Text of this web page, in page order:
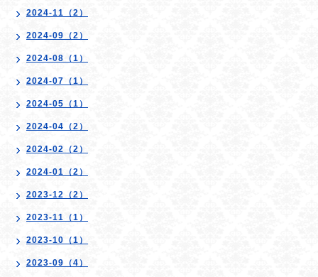
2024-11（2）
2024-09（2）
2024-08（1）
2024-07（1）
2024-05（1）
2024-04（2）
2024-02（2）
2024-01（2）
2023-12（2）
2023-11（1）
2023-10（1）
2023-09（4）